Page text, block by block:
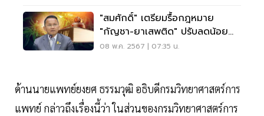
"สมศักดิ์" เตรียมรื้อกฎหมาย
"กัญชา-ยาเสพติด" ปรับลดน้อย
กว่า 5 เม็ด
08 พ.ค. 2567 | 07:35 น.
ด้านนายแพทย์ยงยศ ธรรมวุฒิ อธิบดีกรมวิทยาศาสตร์การ
แพทย์ กล่าวถึงเรื่องนี้ว่า ในส่วนของกรมวิทยาศาสตร์การ